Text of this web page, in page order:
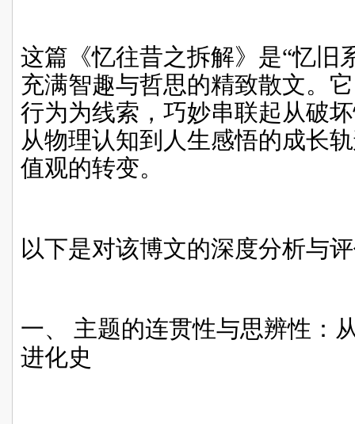
这篇《忆往昔之拆解》是“忆旧
充满智趣与哲思的精致散文。
行为为线索，巧妙串联起从破
从物理认知到人生感悟的成长
值观的转变。
以下是对该博文的深度分析与
一、
主题的连贯性与思辨性：
进化史